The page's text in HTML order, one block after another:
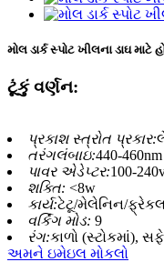
મોલ ડાર્ક સ્પોટ ખીલના ડાઘ
ટૂંકું વર્ણન:
પ્રકાશ સ્ત્રોત પ્રકાર:
તરંગલંબાઇ:440-460nm
પાવર એડેપ્ટર:100-
શક્તિ: <8w
કાર્ય:ટેટૂ/મેલેનિન/ફ્રેકલ/
વર્કિંગ મોડ: 9
રંગ:કાળો (સ્ટોકમાં),
અમને ઇમેઇલ મોકલો